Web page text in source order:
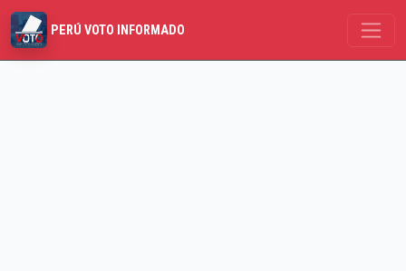
PERÚ VOTO INFORMADO